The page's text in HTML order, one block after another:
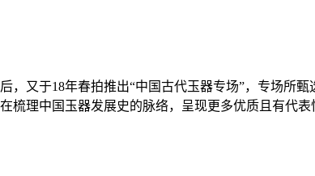
又于18年春拍推出“中国古代玉器专场”，专场所
梳理中国玉器发展史的脉络，呈现更多优质且有代表